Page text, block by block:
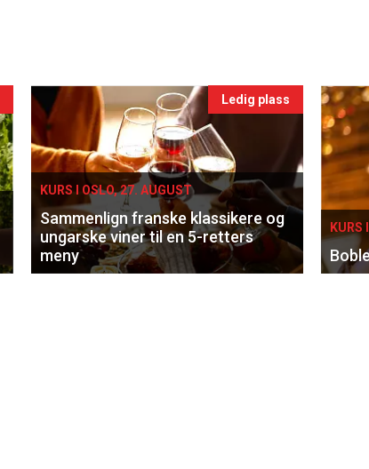
Ledig plass
KURS I OSLO, 27. AUGUST
Sammenlign franske klassikere og
ungarske viner til en 5-retters
meny
KURS